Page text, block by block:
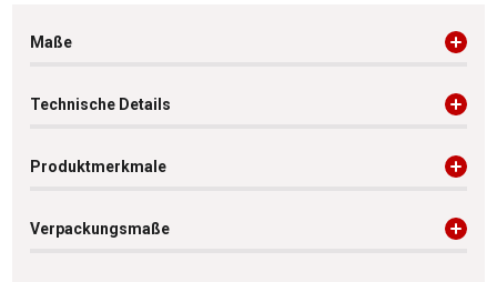
Maße
Technische Details
Produktmerkmale
Verpackungsmaße